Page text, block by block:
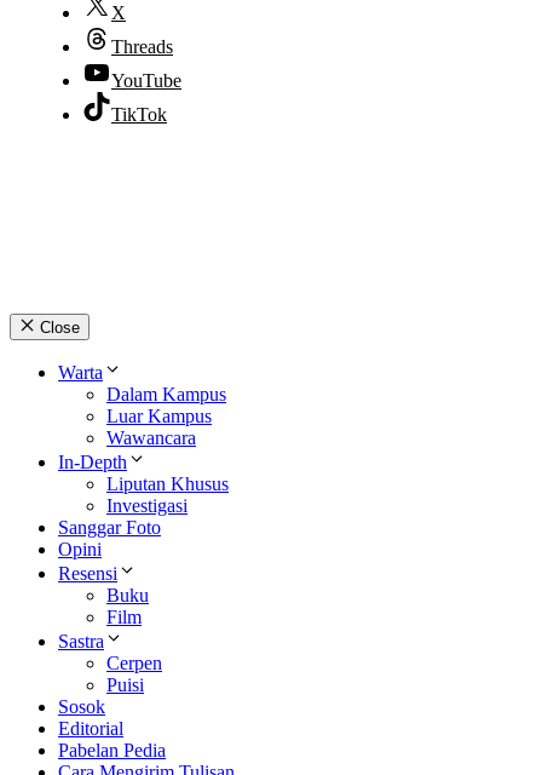
X
Threads
YouTube
TikTok
Close
Warta
Dalam Kampus
Luar Kampus
Wawancara
In-Depth
Liputan Khusus
Investigasi
Sanggar Foto
Opini
Resensi
Buku
Film
Sastra
Cerpen
Puisi
Sosok
Editorial
Pabelan Pedia